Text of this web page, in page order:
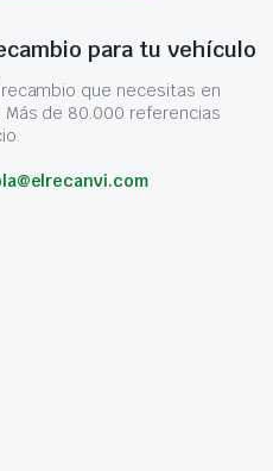
para tu vehículo
que necesitas en
Más de 80.000 referencias